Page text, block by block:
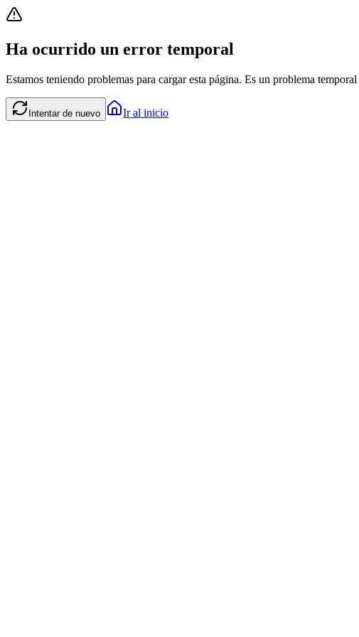
Ha ocurrido un error temporal
Estamos teniendo problemas para cargar esta página. Es un problema
Intentar de nuevo Ir al inicio